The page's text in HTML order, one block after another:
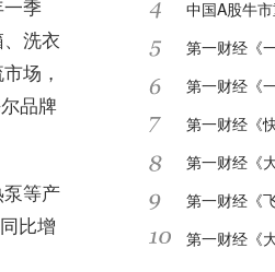
季
洗衣
场，
品牌
等产
比增
中国A股牛
第一财经《
第一财经《
第一财经《
第一财经《
第一财经《
第一财经《